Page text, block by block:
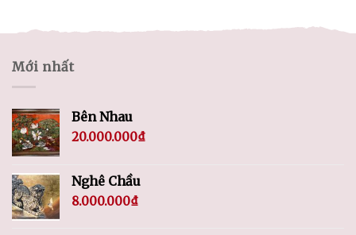
Mới nhất
Bên Nhau
20.000.000₫
Nghê Chầu
8.000.000₫